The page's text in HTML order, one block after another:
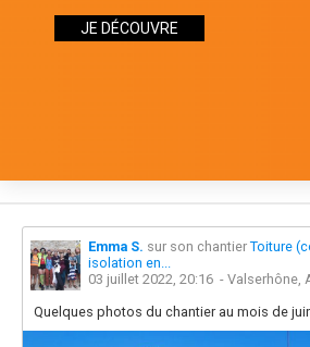
JE DÉCOUVRE
Emma S. sur son chantier Toiture
isolation en...
03 juillet 2022, 20:16 - Valserhône,
Quelques photos du chantier au mois de